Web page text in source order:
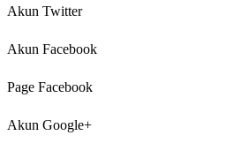
Akun Twitter
Akun Facebook
Page Facebook
Akun Google+